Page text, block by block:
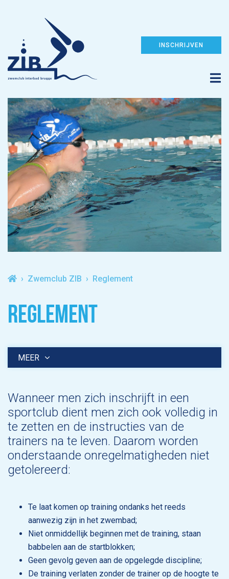
INSCHRIJVEN
Zwemclub ZIB Reglement
REGLEMENT
MEER
Wanneer men zich inschrijft in een
sportclub dient men zich ook volledig in
te zetten en de instructies van de
trainers na te leven. Daarom worden
onderstaande onregelmatigheden niet
getolereerd:
Te laat komen op training ondanks het reeds
aanwezig zijn in het zwembad;
Niet onmiddellijk beginnen met de training, staan
babbelen aan de startblokken;
Geen gevolg geven aan de opgelegde discipline;
De training verlaten zonder de trainer op de hoogte te